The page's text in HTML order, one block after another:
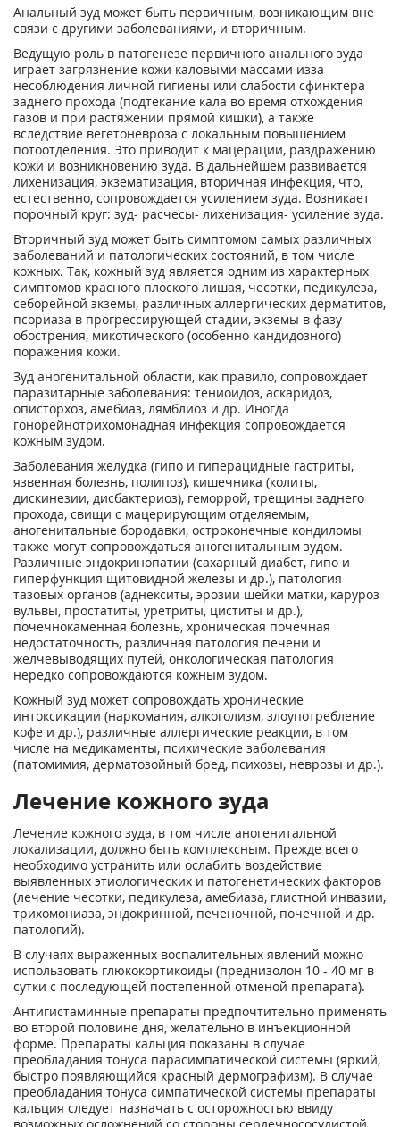
Анальный зуд может быть первичным, возникающим вне
связи с другими заболеваниями, и вторичным.
Ведущую роль в патогенезе первичного анального зуда
играет загрязнение кожи каловыми массами изза
несоблюдения личной гигиены или слабости сфинктера
заднего прохода (подтекание кала во время отхождения
газов и при растяжении прямой кишки), а также
вследствие вегетоневроза с локальным повышением
потоотделения. Это приводит к мацерации, раздражению
кожи и возникновению зуда. В дальнейшем развивается
лихенизация, экзематизация, вторичная инфекция, что,
естественно, сопровождается усилением зуда. Возникает
порочный круг: зуд- расчесы- лихенизация- усиление зуда.
Вторичный зуд может быть симптомом самых различных
заболеваний и патологических состояний, в том числе
кожных. Так, кожный зуд является одним из характерных
симптомов красного плоского лишая, чесотки, педикулеза,
себорейной экземы, различных аллергических дерматитов,
псориаза в прогрессирующей стадии, экземы в фазу
обострения, микотического (особенно кандидозного)
поражения кожи.
Зуд аногенитальной области, как правило, сопровождает
паразитарные заболевания: тениоидоз, аскаридоз,
описторхоз, амебиаз, лямблиоз и др. Иногда
гонорейнотрихомонадная инфекция сопровождается
кожным зудом.
Заболевания желудка (гипо и гиперацидные гастриты,
язвенная болезнь, полипоз), кишечника (колиты,
дискинезии, дисбактериоз), геморрой, трещины заднего
прохода, свищи с мацерирующим отделяемым,
аногенитальные бородавки, остроконечные кондиломы
также могут сопровождаться аногенитальным зудом.
Различные эндокринопатии (сахарный диабет, гипо и
гиперфункция щитовидной железы и др.), патология
тазовых органов (аднекситы, эрозии шейки матки, каруроз
вульвы, простатиты, уретриты, циститы и др.),
почечнокаменная болезнь, хроническая почечная
недостаточность, различная патология печени и
желчевыводящих путей, онкологическая патология
нередко сопровождаются кожным зудом.
Кожный зуд может сопровождать хронические
интоксикации (наркомания, алкоголизм, злоупотребление
кофе и др.), различные аллергические реакции, в том
числе на медикаменты, психические заболевания
(патомимия, дерматозойный бред, психозы, неврозы и др.).
Лечение кожного зуда
Лечение кожного зуда, в том числе аногенитальной
локализации, должно быть комплексным. Прежде всего
необходимо устранить или ослабить воздействие
выявленных этиологических и патогенетических факторов
(лечение чесотки, педикулеза, амебиаза, глистной инвазии,
трихомониаза, эндокринной, печеночной, почечной и др.
патологий).
В случаях выраженных воспалительных явлений можно
использовать глюкокортикоиды (преднизолон 10 - 40 мг в
сутки с последующей постепенной отменой препарата).
Антигистаминные препараты предпочтительно применять
во второй половине дня, желательно в инъекционной
форме. Препараты кальция показаны в случае
преобладания тонуса парасимпатической системы (яркий,
быстро появляющийся красный дермографизм). В случае
преобладания тонуса симпатической системы препараты
кальция следует назначать с осторожностью ввиду
возможных осложнений со стороны сердечнососудистой